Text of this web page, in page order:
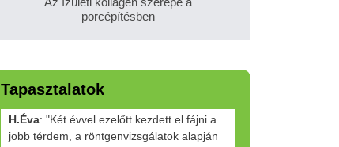
porcépítésben
Tapasztalatok
H.Éva: "Két évvel ezelőtt kezdett el fájni a
jobb térdem, a röntgenvizsgálatok alapján